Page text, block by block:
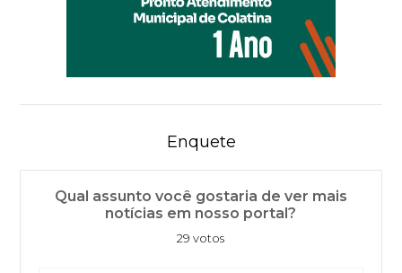
Enquete
Qual assunto você gostaria de ver mais
notícias em nosso portal?
29 votos